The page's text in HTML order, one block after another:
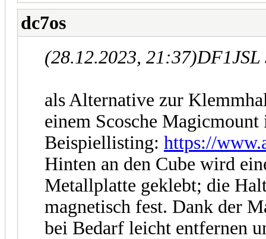
dc7os
(28.12.2023, 21:37)
als Alternative zur
einem Scosche
Beispiellisting: https://
Hinten an den Cube wird
Metallplatte geklebt; die
magnetisch fest. Dank der
bei Bedarf leicht entfernen